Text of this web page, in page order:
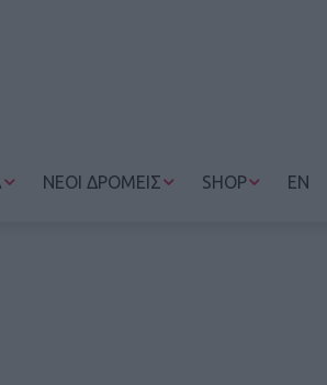
ΝΕΟΙ ΔΡΟΜΕΙΣ SHOP EN